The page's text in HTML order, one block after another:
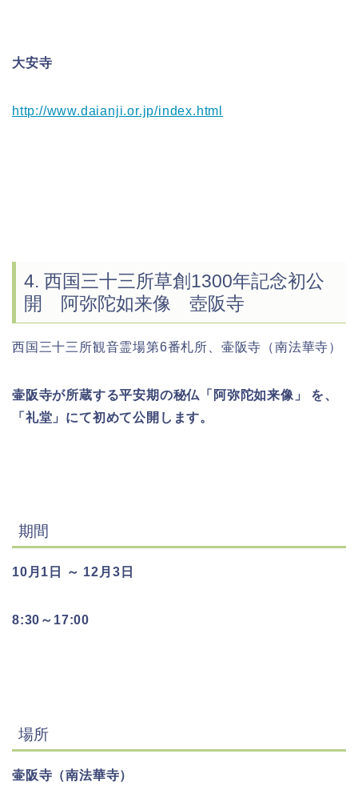
大安寺
http://www.daianji.or.jp/index.html
4. 西国三十三所草創1300年記念初公
開 阿弥陀如来像 壺阪寺
西国三十三所観音霊場第6番札所、壷阪寺（南法華寺）
壷阪寺が所蔵する平安期の秘仏「阿弥陀如来像」 を、
「礼堂」にて初めて公開します。
期間
10月1日 ～ 12月3日
8:30～17:00
場所
壷阪寺（南法華寺）